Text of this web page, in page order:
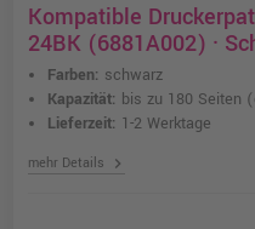
Kompatible
24BK (6881A002) ·
Farben: schwarz
Kapazität: bis zu 180 Seiten
Lieferzeit: 1-2 Werktage
mehr Details chevron_right